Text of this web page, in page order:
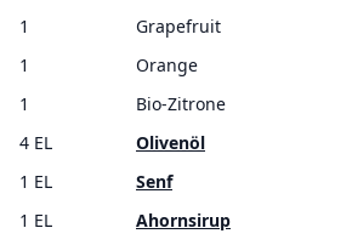
1
Grapefruit
1
Orange
1
Bio-Zitrone
4 EL
Olivenöl
1 EL
Senf
1 EL
Ahornsirup